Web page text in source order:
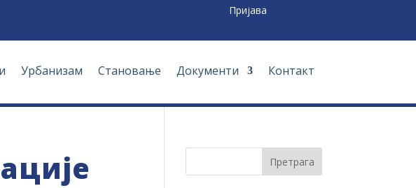
Пријава
Урбанизам Становање Документи Контакт
Претрага